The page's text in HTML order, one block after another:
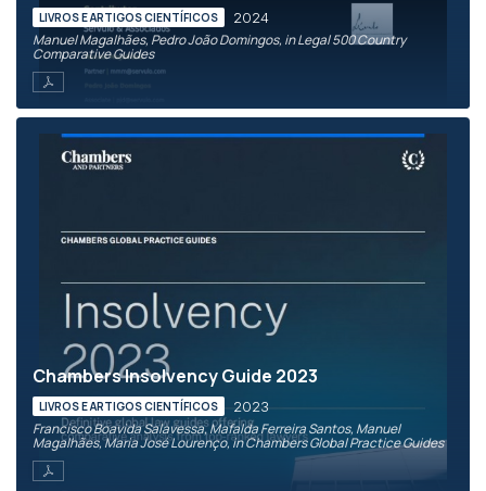
LIVROS E ARTIGOS CIENTÍFICOS 2024
Manuel Magalhães, Pedro João Domingos, in Legal 500 Country
Comparative Guides
Chambers Insolvency Guide 2023
LIVROS E ARTIGOS CIENTÍFICOS 2023
Francisco Boavida Salavessa, Mafalda Ferreira Santos, Manuel
Magalhães, Maria José Lourenço, in Chambers Global Practice Guides